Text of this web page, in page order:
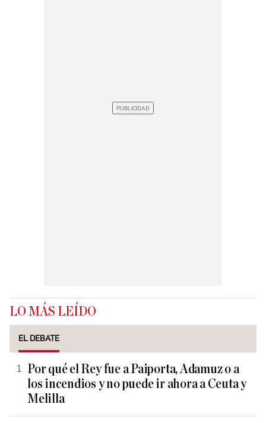
LO MÁS LEÍDO
EL DEBATE
Por qué el Rey fue a Paiporta, Adamuz o a
los incendios y no puede ir ahora a Ceuta y
Melilla